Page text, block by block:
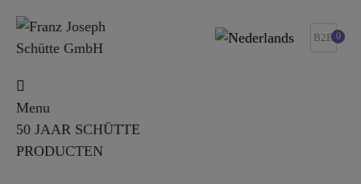
B2B 0
Menu
50 JAAR SCHÜTTE
PRODUCTEN